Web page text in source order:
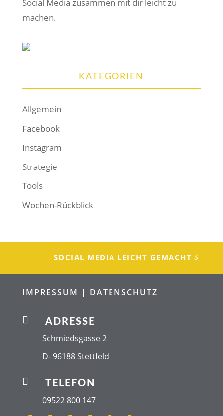
Social Media zusammen mit dir leicht zu
machen.
KATEGORIEN
Allgemein
Facebook
Instagram
Strategie
Tools
Wochen-Rückblick
SOCIAL MEDIA LEICHT GEMACHT
IMPRESSUM | DATENSCHUTZ
 ADRESSE
Schmiedsgasse 2
D- 96188 Stettfeld
 TELEFON
09522 800 147